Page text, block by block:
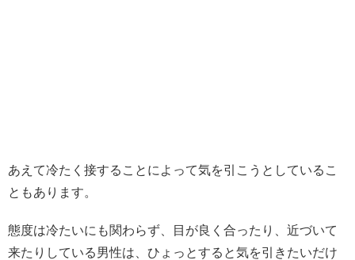
あえて冷たく接することによって気を引こうとしているこ
ともあります。
態度は冷たいにも関わらず、目が良く合ったり、近づいて
来たりしている男性は、ひょっとすると気を引きたいだけ